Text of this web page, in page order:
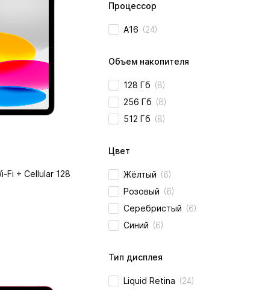
Fi + Cellular 128
Процессор
A16 (24)
Объем накопителя
128 Гб (8)
256 Гб (8)
512 Гб (8)
Цвет
Жёлтый (6)
Розовый (6)
Серебристый (6)
Синий (6)
Тип дисплея
Liquid Retina (24)